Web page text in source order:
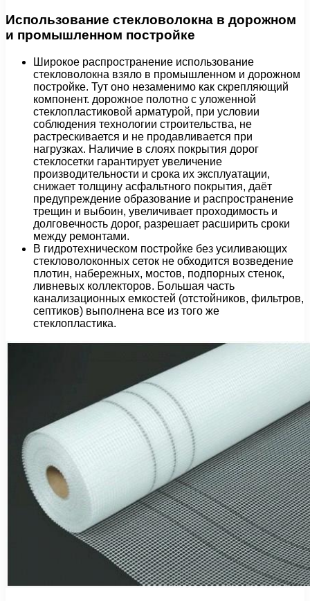
Использование стекловолокна в дорожном
и промышленном постройке
Широкое распространение использование
стекловолокна взяло в промышленном и дорожном
постройке. Тут оно незаменимо как скрепляющий
компонент. дорожное полотно с уложенной
стеклопластиковой арматурой, при условии
соблюдения технологии строительства, не
растрескивается и не продавливается при
нагрузках. Наличие в слоях покрытия дорог
стеклосетки гарантирует увеличение
производительности и срока их эксплуатации,
снижает толщину асфальтного покрытия, даёт
предупреждение образование и распространение
трещин и выбоин, увеличивает проходимость и
долговечность дорог, разрешает расширить сроки
между ремонтами.
В гидротехническом постройке без усиливающих
стекловолоконных сеток не обходится возведение
плотин, набережных, мостов, подпорных стенок,
ливневых коллекторов. Большая часть
канализационных емкостей (отстойников, фильтров,
септиков) выполнена все из того же
стеклопластика.